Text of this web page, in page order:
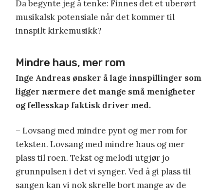
Da begynte jeg å tenke: Finnes det et uberørt
musikalsk potensiale når det kommer til
innspilt kirkemusikk?
Mindre haus, mer rom
Inge Andreas ønsker å lage innspillinger som
ligger nærmere det mange små menigheter
og fellesskap faktisk driver med.
– Lovsang med mindre pynt og mer rom for
teksten. Lovsang med mindre haus og mer
plass til roen. Tekst og melodi utgjør jo
grunnpulsen i det vi synger. Ved å gi plass til
sangen kan vi nok skrelle bort mange av de